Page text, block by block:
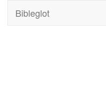
Bibleglot